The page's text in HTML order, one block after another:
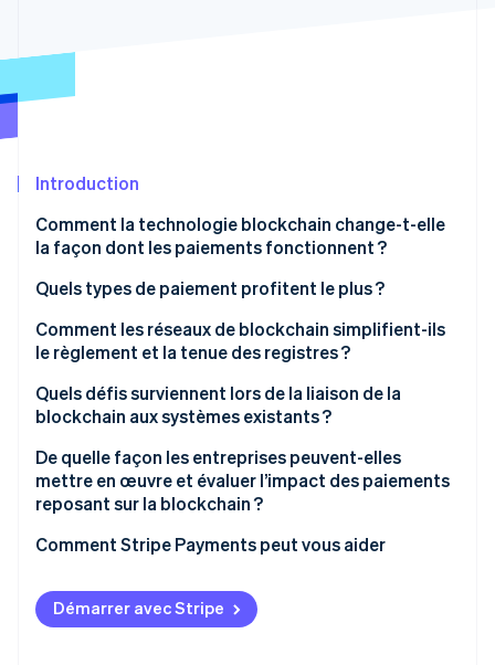
Radar
Atlas
Élimination du carbone
Vérification de l'identité
Stripe Sessions 2026
Regarder la vidéo
Introduction
Comment la technologie blockchain change-t-elle
la façon dont les paiements fonctionnent ?
Quels types de paiement profitent le plus ?
Comment les réseaux de blockchain simplifient-ils
le règlement et la tenue des registres ?
Quels défis surviennent lors de la liaison de la
blockchain aux systèmes existants ?
De quelle façon les entreprises peuvent-elles
mettre en œuvre et évaluer l’impact des paiements
reposant sur la blockchain ?
Définir les critères de réussite dès le départ
Mesurer l’impact
Effectuer des tests avant de se développer
Comment Stripe Payments peut vous aider
Démarrer avec Stripe